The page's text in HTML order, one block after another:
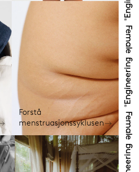
Forstå
menstruasjonssyklusen